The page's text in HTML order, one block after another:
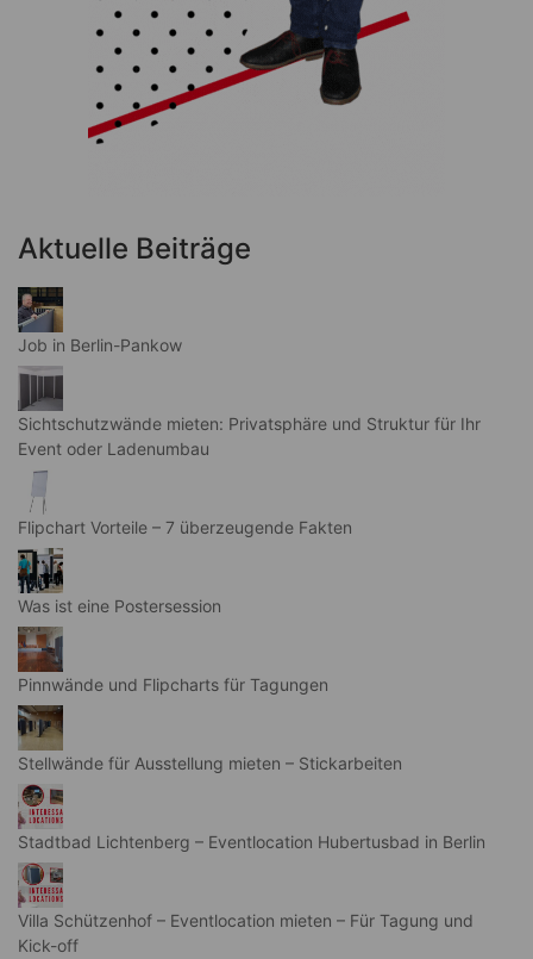
Aktuelle Beiträge
Job in Berlin-Pankow
Sichtschutzwände mieten: Privatsphäre und Struktur für Ihr
Event oder Ladenumbau
Flipchart Vorteile – 7 überzeugende Fakten
Was ist eine Postersession
Pinnwände und Flipcharts für Tagungen
Stellwände für Ausstellung mieten – Stickarbeiten
Stadtbad Lichtenberg – Eventlocation Hubertusbad in Berlin
Villa Schützenhof – Eventlocation mieten – Für Tagung und
Kick-off